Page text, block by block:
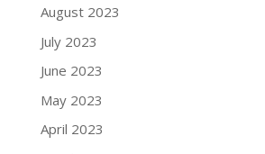
August 2023
July 2023
June 2023
May 2023
April 2023